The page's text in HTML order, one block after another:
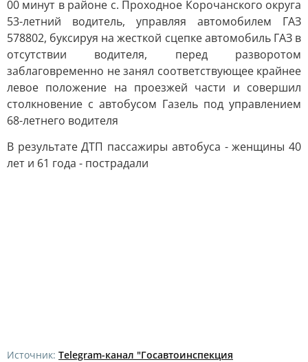
00 минут в районе с. Проходное Корочанского округа
53-летний водитель, управляя автомобилем ГАЗ
578802, буксируя на жесткой сцепке автомобиль ГАЗ в
отсутствии водителя, перед разворотом
заблаговременно не занял соответствующее крайнее
левое положение на проезжей части и совершил
столкновение с автобусом Газель под управлением
68-летнего водителя
В результате ДТП пассажиры автобуса - женщины 40
лет и 61 года - пострадали
Источник: Telegram-канал "Госавтоинспекция